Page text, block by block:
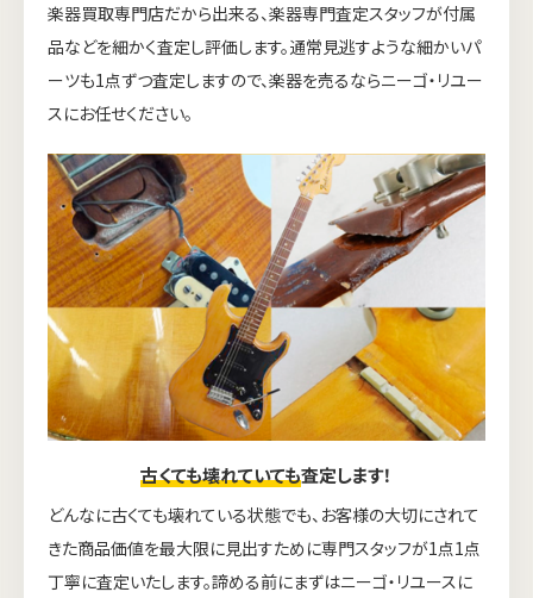
楽器買取専門店だから出来る、楽器専門査定スタッフが付属
品などを細かく査定し評価します。通常見逃すような細かいパ
ーツも1点ずつ査定しますので、楽器を売るならニーゴ・リユー
スにお任せください。
古くても壊れていても査定します！
どんなに古くても壊れている状態でも、お客様の大切にされて
きた商品価値を最大限に見出すために専門スタッフが1点1点
丁寧に査定いたします。諦める前にまずはニーゴ・リユースに